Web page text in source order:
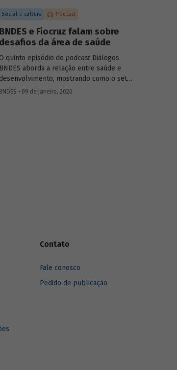
Social e cultura Podcast
BNDES e Fiocruz falam sobre
desafios da área de saúde
O quinto episódio do podcast Diálogos
BNDES aborda a relação entre saúde e
desenvolvimento, mostrando como o setor
impacta diretamente o bem-estar e a
BNDES • 09 de janeiro, 2020
Contato
Fale conosco
Pedido de publicação